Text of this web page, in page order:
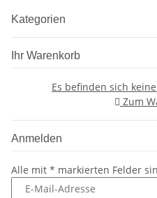
Kategorien
Ihr Warenkorb
Es befinden sich
Zum
Anmelden
Alle mit * markierten Felder
E-Mail-Adresse